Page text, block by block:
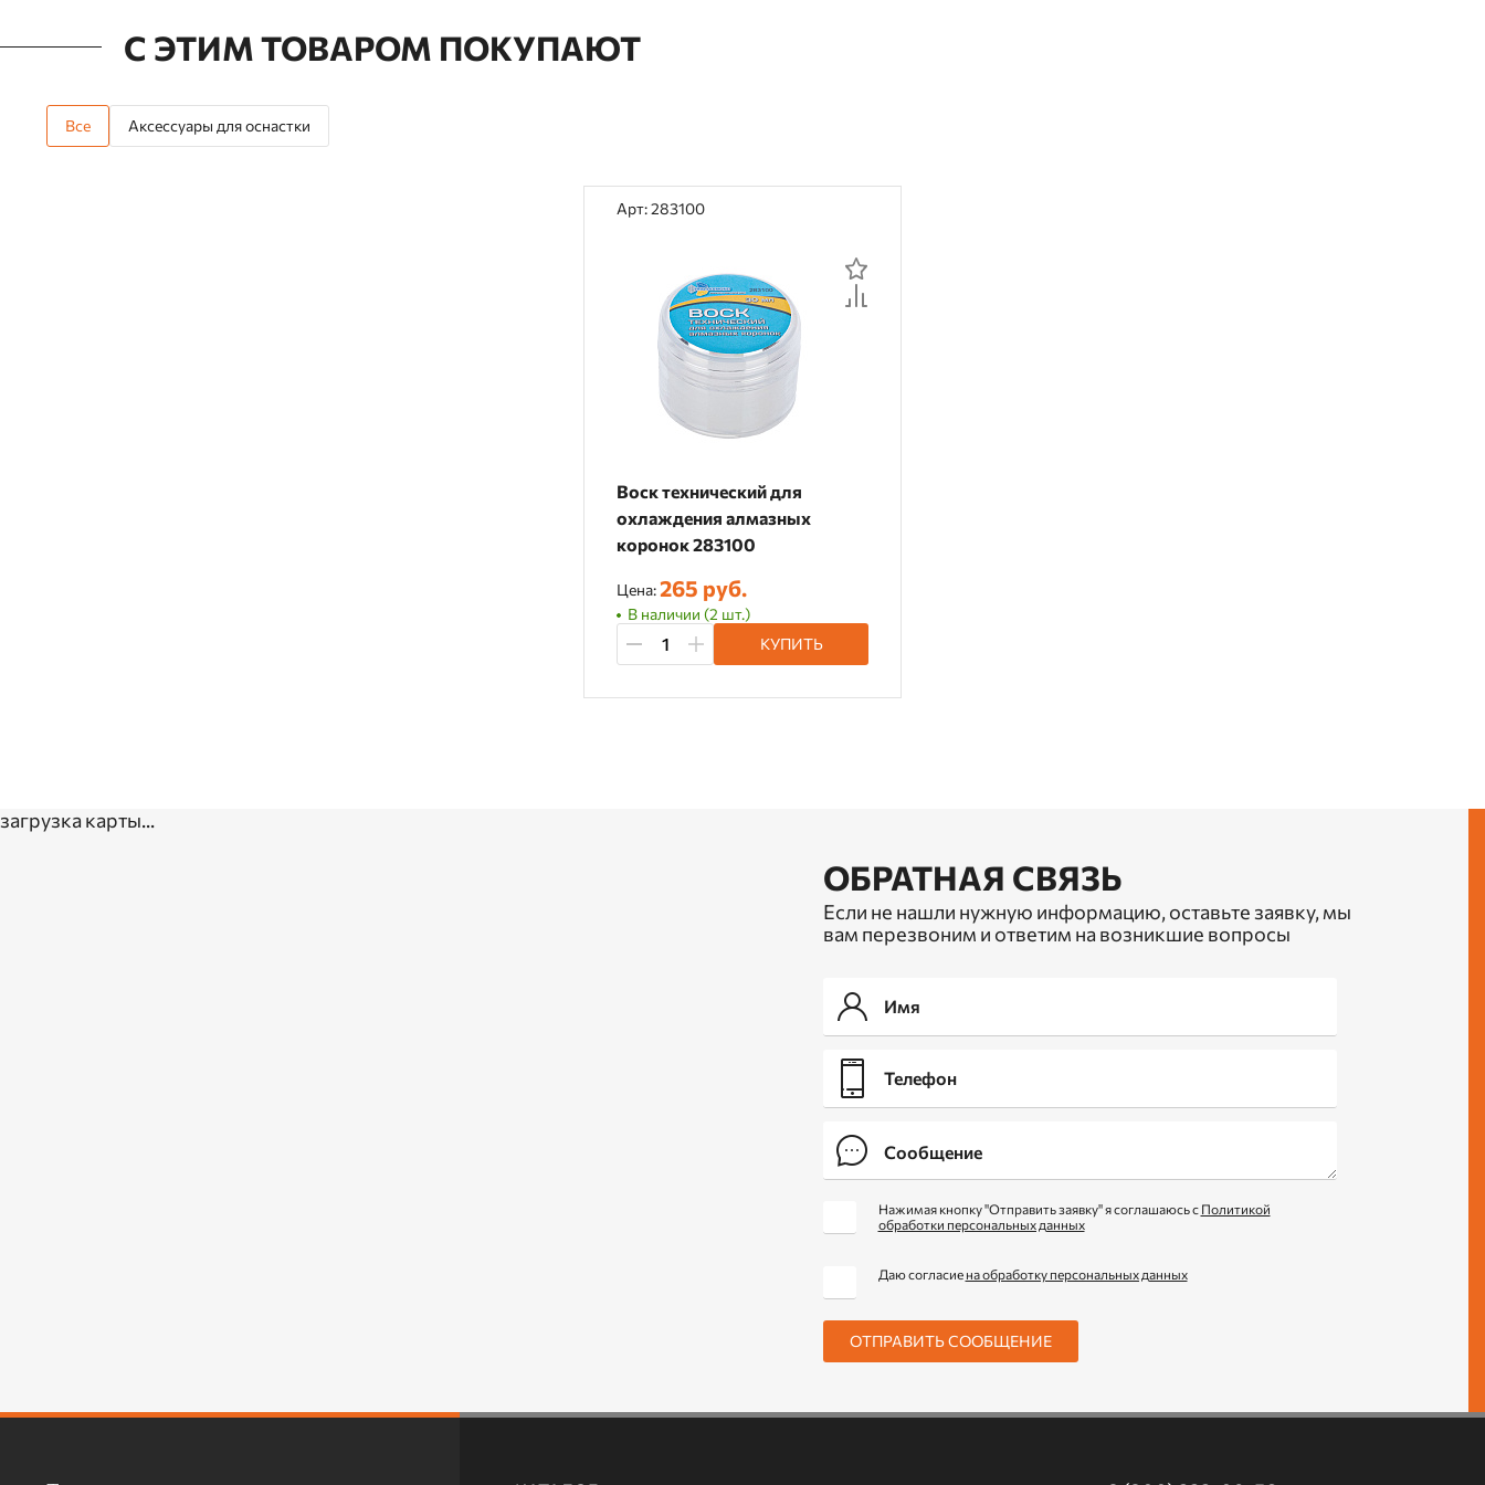
С ЭТИМ ТОВАРОМ ПОКУПАЮТ
Все Аксессуары для оснастки
Арт: 283100
Воск технический для
охлаждения алмазных
коронок 283100
Цена:265 руб.
В наличии (2 шт.)
КУПИТЬ
загрузка карты...
ОБРАТНАЯ СВЯЗЬ
Если не нашли нужную информацию, оставьте заявку, мы
вам перезвоним и ответим на возникшие вопросы
Нажимая кнопку "Отправить заявку" я соглашаюсь с Политикой
обработки персональных данных
Даю согласие на обработку персональных данных
ОТПРАВИТЬ СООБЩЕНИЕ